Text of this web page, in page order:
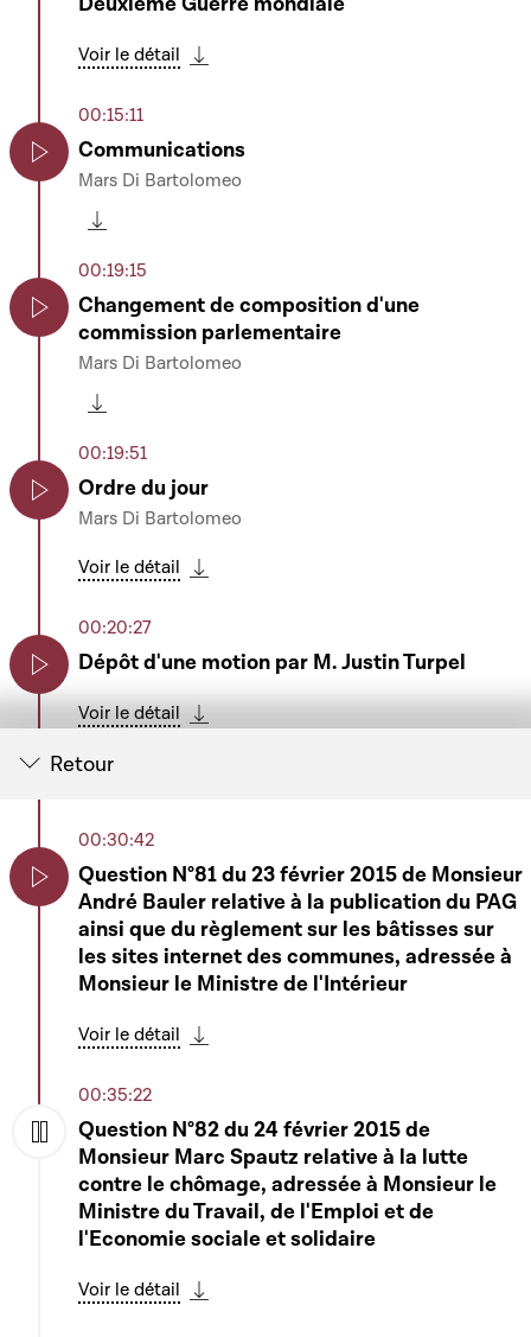
Voir le détail
00:15:11
Communications
Mars Di Bartolomeo
00:19:15
Changement de composition d'une
commission parlementaire
Mars Di Bartolomeo
00:19:51
Ordre du jour
Mars Di Bartolomeo
Voir le détail
00:20:27
Dépôt d'une motion par M. Justin Turpel
Voir le détail
Télécharger cette séquence
00:25:36
Mars Di Bartolomeo
Voir le détail
Télécharger cette séquence
Play
00:30:00
Motion de M. Justin Turpel relative aux
représentants du Gouvernement de la Grèce
Voir le détail
00:30:15
Heure de questions au Gouvernement
Voir le détail
Retour
00:30:42
Question N°81 du 23 février 2015 de Monsieur
André Bauler relative à la publication du PAG
ainsi que du règlement sur les bâtisses sur
les sites internet des communes, adressée à
Monsieur le Ministre de l'Intérieur
Voir le détail
00:35:22
Question N°82 du 24 février 2015 de
Monsieur Marc Spautz relative à la lutte
contre le chômage, adressée à Monsieur le
Ministre du Travail, de l'Emploi et de
l'Economie sociale et solidaire
Voir le détail
01:21:09